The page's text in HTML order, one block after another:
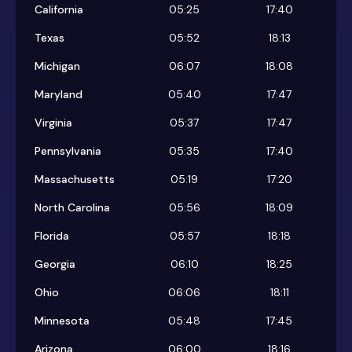
California
05:25
17:40
Texas
05:52
18:13
Michigan
06:07
18:08
Maryland
05:40
17:47
Virginia
05:37
17:47
Pennsylvania
05:35
17:40
Massachusetts
05:19
17:20
North Carolina
05:56
18:09
Florida
05:57
18:18
Georgia
06:10
18:25
Ohio
06:06
18:11
Minnesota
05:48
17:45
Arizona
06:00
18:16